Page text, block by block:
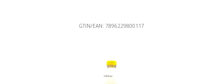
GTIN/EAN: 7896229800117